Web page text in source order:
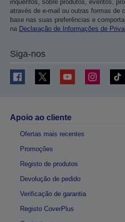
inquéritos, sobre produtos, eventos,
através de e-mail ou outras formas de
base nas suas preferências e
na Declaração de Informações de
Siga-nos
Apoio ao cliente
Ofertas mais recentes
Promoções
Registo de produtos
Devolução de pedido
Verificação de garantia
Registo CoverPlus